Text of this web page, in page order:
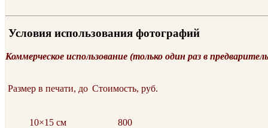
Условия использования фотографий
Коммерческое использование (только один раз в
Размер в печати, до Стоимость, руб.
10×15 см 800